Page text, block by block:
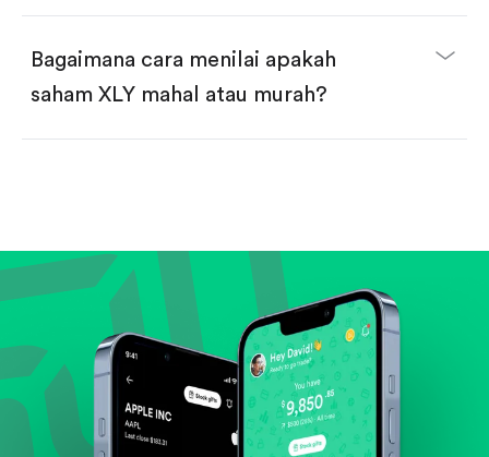
Bagaimana cara menilai apakah
saham XLY mahal atau murah?
Lihat pertumbuhan pendapatan & laba.
Cek margin dan arus kas.
Evaluasi prospek bisnis dan posisi perusahaan di
industrinya.